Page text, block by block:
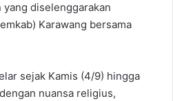
diselenggarakan
Karawang bersama
sejak Kamis (4/9) hingga
nuansa religius,